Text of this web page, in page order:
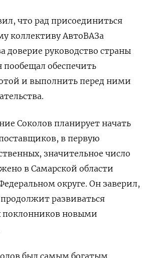
что рад присоединиться
коллективу АвтоВАЗа
доверие руководство страны
обеспечить
и выполнить перед ними
Соколов планирует начать
в первую
значительное число
в Самарской области
округе. Он заверил,
развиваться
поклонников новыми
был самым богатым